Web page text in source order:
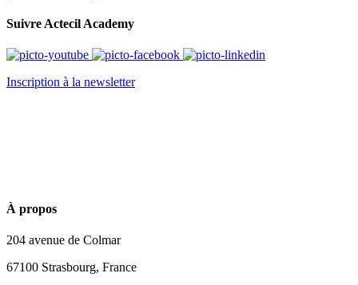
Suivre Actecil Academy
Inscription à la newsletter
À propos
204 avenue de Colmar
67100 Strasbourg, France